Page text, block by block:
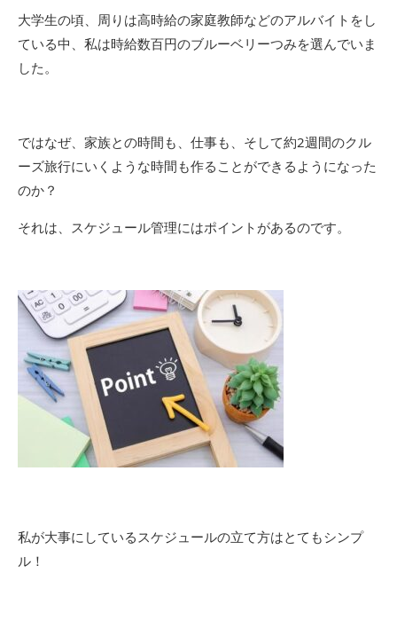
大学生の頃、周りは高時給の家庭教師などのアルバイトをし
ている中、私は時給数百円のブルーベリーつみを選んでいま
した。
ではなぜ、家族との時間も、仕事も、そして約2週間のクル
ーズ旅行にいくような時間も作ることができるようになった
のか？
それは、スケジュール管理にはポイントがあるのです。
私が大事にしているスケジュールの立て方はとてもシンプ
ル！